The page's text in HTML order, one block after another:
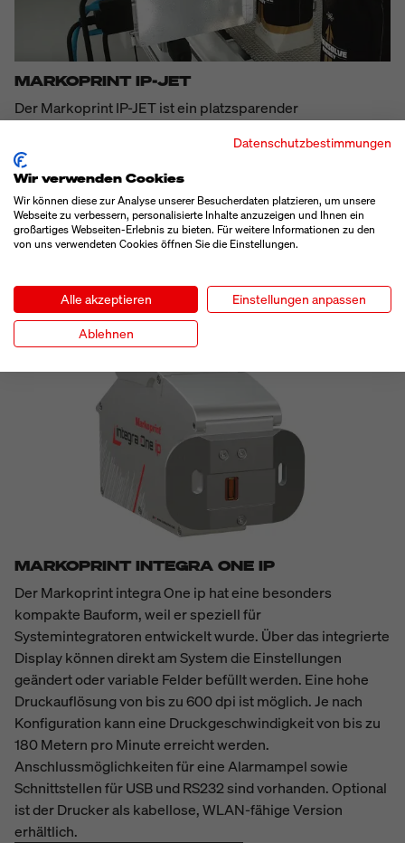
MARKOPRINT IP-JET
Der Markoprint IP-JET ist ein platzsparender
einem System vereint. Anders als bei vergleichbaren
Systemen sind hier Druckkopf und Steckverbinder so gut
geschützt, dass sie für die Nassreinigung nicht abgedeckt
oder demontiert werden müssen. Der IP-JET druckt Texte,
Logos, Barcodes und Datamatrixcodes bis 12,5 mm hoch
PRODUKT ANSEHEN
MARKOPRINT INTEGRA ONE IP
Der Markoprint integra One ip hat eine besonders
kompakte Bauform, weil er speziell für
Systemintegratoren entwickelt wurde. Über das integrierte
Display können direkt am System die Einstellungen
geändert oder variable Felder befüllt werden. Eine hohe
Druckauflösung von bis zu 600 dpi ist möglich. Je nach
Konfiguration kann eine Druckgeschwindigkeit von bis zu
180 Metern pro Minute erreicht werden.
Anschlussmöglichkeiten für eine Alarmampel sowie
Schnittstellen für USB und RS232 sind vorhanden. Optional
ist der Drucker als kabellose, WLAN-fähige Version
erhältlich.
Datenschutzbestimmungen
Wir verwenden Cookies
Wir können diese zur Analyse unserer Besucherdaten platzieren, um unsere
Webseite zu verbessern, personalisierte Inhalte anzuzeigen und Ihnen ein
großartiges Webseiten-Erlebnis zu bieten. Für weitere Informationen zu den
von uns verwendeten Cookies öffnen Sie die Einstellungen.
Alle akzeptieren Einstellungen anpassen
Ablehnen